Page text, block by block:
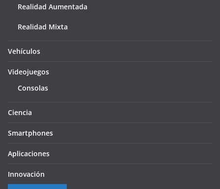
Realidad Aumentada
Realidad Mixta
Vehículos
Videojuegos
Consolas
Ciencia
Smartphones
Aplicaciones
Innovación